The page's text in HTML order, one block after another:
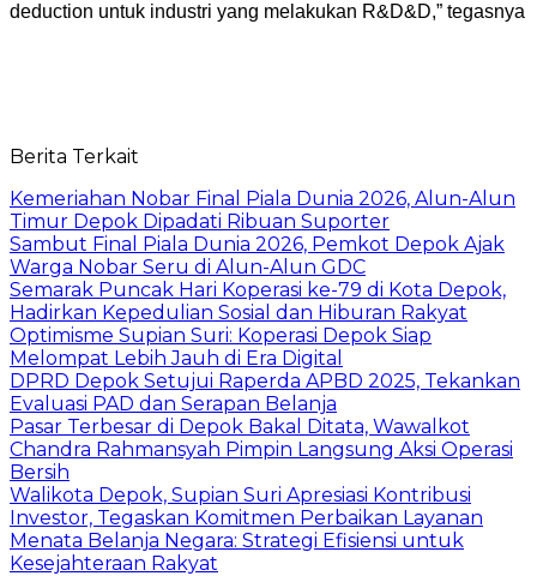
deduction untuk industri yang melakukan R&D&D,” tegasnya
Berita Terkait
Kemeriahan Nobar Final Piala Dunia 2026, Alun-Alun
Timur Depok Dipadati Ribuan Suporter
Sambut Final Piala Dunia 2026, Pemkot Depok Ajak
Warga Nobar Seru di Alun-Alun GDC
Semarak Puncak Hari Koperasi ke-79 di Kota Depok,
Hadirkan Kepedulian Sosial dan Hiburan Rakyat
Optimisme Supian Suri: Koperasi Depok Siap
Melompat Lebih Jauh di Era Digital
DPRD Depok Setujui Raperda APBD 2025, Tekankan
Evaluasi PAD dan Serapan Belanja
Pasar Terbesar di Depok Bakal Ditata, Wawalkot
Chandra Rahmansyah Pimpin Langsung Aksi Operasi
Bersih
Walikota Depok, Supian Suri Apresiasi Kontribusi
Investor, Tegaskan Komitmen Perbaikan Layanan
Menata Belanja Negara: Strategi Efisiensi untuk
Kesejahteraan Rakyat